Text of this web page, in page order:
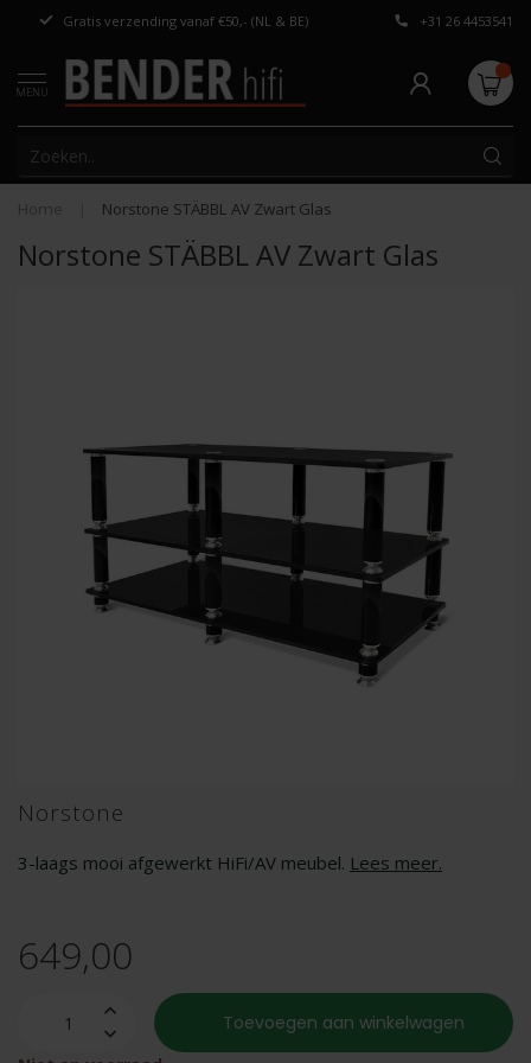
Gratis verzending vanaf €50,- (NL & BE) Persoonlijk
+31 26 4453541
MENU
Home Norstone STÄBBL AV Zwart Glas
Norstone STÄBBL AV Zwart Glas
Norstone
3-laags mooi afgewerkt HiFi/AV meubel. Lees meer.
649,00
Toevoegen aan winkelwagen